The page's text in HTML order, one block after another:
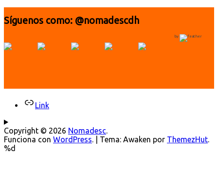
Síguenos como: @nomadescdh
by
Link
Copyright © 2026 Nomadesc.
Funciona con WordPress. Tema: Awaken por ThemezHut.
%d